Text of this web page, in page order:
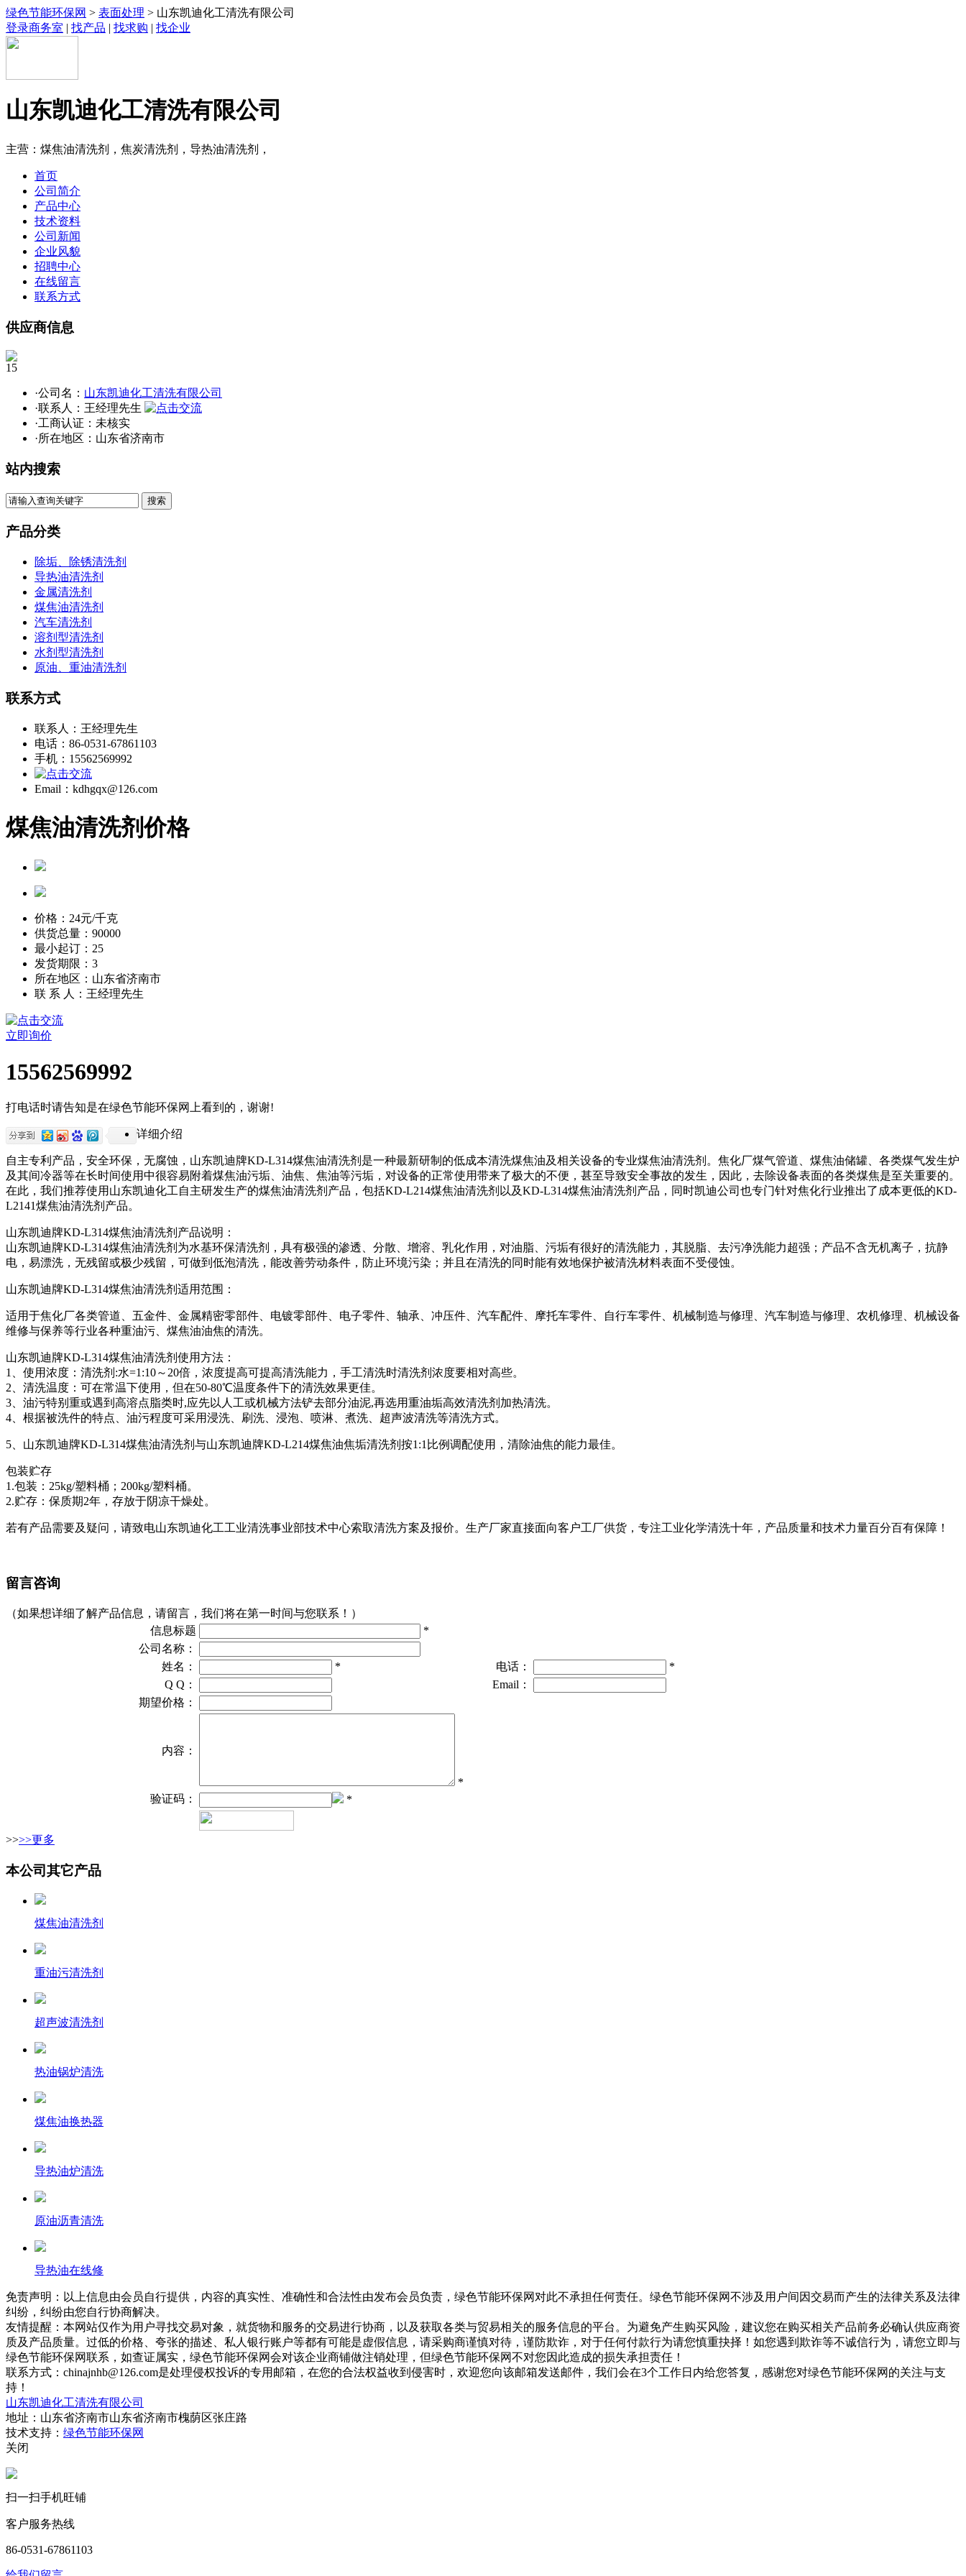
绿色节能环保网 > 表面处理 > 山东凯迪化工清洗有限公司
登录商务室 | 找产品 | 找求购 | 找企业
山东凯迪化工清洗有限公司
主营：煤焦油清洗剂，焦炭清洗剂，导热油清洗剂，
首页
公司简介
产品中心
技术资料
公司新闻
企业风貌
招聘中心
在线留言
联系方式
供应商信息
15
·公司名： 山东凯迪化工清洗有限公司
·联系人：王经理先生
·工商认证： 未核实
·所在地区：山东省济南市
站内搜索
产品分类
除垢、除锈清洗剂
导热油清洗剂
金属清洗剂
煤焦油清洗剂
汽车清洗剂
溶剂型清洗剂
水剂型清洗剂
原油、重油清洗剂
联系方式
联系人：王经理先生
电话：86-0531-67861103
手机：15562569992
Email：kdhgqx@126.com
煤焦油清洗剂价格
价格： 24元/千克
供货总量：90000
最小起订：25
发货期限：3
所在地区：山东省济南市
联 系 人：王经理先生
立即询价
15562569992
打电话时请告知是在绿色节能环保网上看到的，谢谢!
详细介绍
自主专利产品，安全环保，无腐蚀，山东凯迪牌KD-L314煤焦油清洗剂是一种最新研制的低成本清洗煤焦油及相关设备的专业煤焦油清洗剂。焦化厂煤气管道、煤焦油储罐、各类煤气发生炉
及其间冷器等在长时间使用中很容易附着煤焦油污垢、油焦、焦油等污垢，对设备的正常使用带来了极大的不便，甚至导致安全事故的发生，因此，去除设备表面的各类煤焦是至关重要的。
在此，我们推荐使用山东凯迪化工自主研发生产的煤焦油清洗剂产品，包括KD-L214煤焦油清洗剂以及KD-L314煤焦油清洗剂产品，同时凯迪公司也专门针对焦化行业推出了成本更低的KD-
L2141煤焦油清洗剂产品。
山东凯迪牌KD-L314煤焦油清洗剂产品说明：
山东凯迪牌KD-L314煤焦油清洗剂为水基环保清洗剂，具有极强的渗透、分散、增溶、乳化作用，对油脂、污垢有很好的清洗能力，其脱脂、去污净洗能力超强；产品不含无机离子，抗静
电，易漂洗，无残留或极少残留，可做到低泡清洗，能改善劳动条件，防止环境污染；并且在清洗的同时能有效地保护被清洗材料表面不受侵蚀。
山东凯迪牌KD-L314煤焦油清洗剂适用范围：
适用于焦化厂各类管道、五金件、金属精密零部件、电镀零部件、电子零件、轴承、冲压件、汽车配件、摩托车零件、自行车零件、机械制造与修理、汽车制造与修理、农机修理、机械设备
维修与保养等行业各种重油污、煤焦油油焦的清洗。
山东凯迪牌KD-L314煤焦油清洗剂使用方法：
1
、使用浓度：清洗剂 :水=1:10～ 20倍，浓度提高可提高清洗能力，手工清洗时清洗剂浓度要相对高些。
2 、清洗温度：可在常温下使用，但在50-80℃温度条件下的清洗效果更佳。
3 、油污特别重或遇到高溶点脂类时,应先以人工或机械方法铲去部分油泥,再选用重油垢高效清洗剂加热清洗。
4 、根据被洗件的特点、油污程度可采用浸洗、刷洗、浸泡、喷淋、煮洗、超声波清洗等清洗方式。
5、山东凯迪牌KD-L314煤焦油清洗剂与山东凯迪牌KD-L214煤焦油焦垢清洗剂按1:1 比例调配使用，清除油焦的能力最佳。
包装贮存
1.包装： 25kg/塑料桶； 200kg/塑料桶。
2.贮存：保质期2年，存放于阴凉干燥处。
若有产品需要及疑问，请致电山东凯迪化工工业清洗事业部技术中心索取清洗方案及报价。生产厂家直接面向客户工厂供货，专注工业化学清洗十年，产品质量和技术力量百分百有保障！
留言咨询
（如果想详细了解产品信息，请留言，我们将在第一时间与您联系！）
信息标题
*
公司名称：
姓名：
* 电话：
*
Q Q：
Email：
期望价格：
内容：
*
验证码：
*
>>>>更多
本公司其它产品
煤焦油清洗剂
重油污清洗剂
超声波清洗剂
热油锅炉清洗
煤焦油换热器
导热油炉清洗
原油沥青清洗
导热油在线修
免责声明：以上信息由会员自行提供，内容的真实性、准确性和合法性由发布会员负责，绿色节能环保网对此不承担任何责任。绿色节能环保网不涉及用户间因交易而产生的法律关系及法律
纠纷，纠纷由您自行协商解决。
友情提醒：本网站仅作为用户寻找交易对象，就货物和服务的交易进行协商，以及获取各类与贸易相关的服务信息的平台。为避免产生购买风险，建议您在购买相关产品前务必确认供应商资
质及产品质量。过低的价格、夸张的描述、私人银行账户等都有可能是虚假信息，请采购商谨慎对待，谨防欺诈，对于任何付款行为请您慎重抉择！如您遇到欺诈等不诚信行为，请您立即与
绿色节能环保网联系，如查证属实，绿色节能环保网会对该企业商铺做注销处理，但绿色节能环保网不对您因此造成的损失承担责任！
联系方式：chinajnhb@126.com是处理侵权投诉的专用邮箱，在您的合法权益收到侵害时，欢迎您向该邮箱发送邮件，我们会在3个工作日内给您答复，感谢您对绿色节能环保网的关注与支
持！
山东凯迪化工清洗有限公司
地址：山东省济南市山东省济南市槐荫区张庄路
技术支持： 绿色节能环保网
关闭
扫一扫手机旺铺
客户服务热线
86-0531-67861103